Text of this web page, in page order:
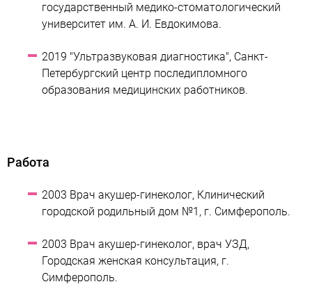
государственный медико-стоматологический
университет им. А. И. Евдокимова.
2019 "Ультразвуковая диагностика", Санкт-
Петербургский центр последипломного
образования медицинских работников.
Работа
2003 Врач акушер-гинеколог, Клинический
городской родильный дом №1, г. Симферополь.
2003 Врач акушер-гинеколог, врач УЗД,
Городская женская консультация, г.
Симферополь.